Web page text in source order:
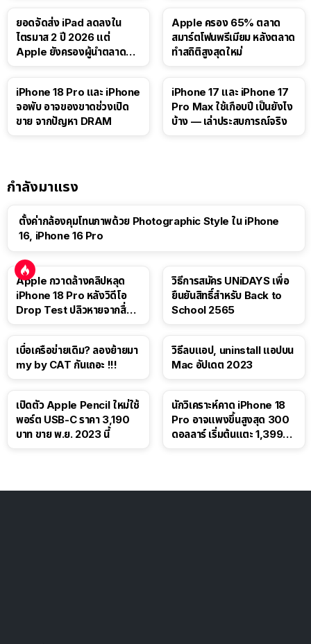
ยอดจัดส่ง iPad ลดลงใน
ไตรมาส 2 ปี 2026 แต่
Apple ยังครองผู้นำตลาด
Apple ครอง 65% ตลาด
สมาร์ตโฟนพรีเมียม หลังตลาด
ทำสถิติสูงสุดใหม่
iPhone 18 Pro และ iPhone
จอพับ อาจของขาดช่วงเปิด
ขาย จากปัญหา DRAM
iPhone 17 และ iPhone 17
Pro Max ใช้เกือบปี เป็นยังไง
บ้าง — เล่าประสบการณ์จริง
กำลังมาแรง
ตั้งค่ากล้องคุมโทนภาพด้วย Photographic Style ใน iPhone
16, iPhone 16 Pro
Apple กวาดล้างคลิปหลุด
iPhone 18 Pro หลังวิดีโอ
Drop Test ปลิวหายจากสื่อ
วิธีการสมัคร UNiDAYS เพื่อ
ยืนยันสิทธิ์สำหรับ Back to
School 2565
เบื่อเครือข่ายเดิม? ลองย้ายมา
my by CAT กันเถอะ !!!
วิธีลบแอป, uninstall แอปบน
Mac อัปเดต 2023
เปิดตัว Apple Pencil ใหม่ใช้
พอร์ต USB-C ราคา 3,190
บาท ขาย พ.ย. 2023 นี้
นักวิเคราะห์คาด iPhone 18
Pro อาจแพงขึ้นสูงสุด 300
ดอลลาร์ เริ่มต้นแตะ 1,399